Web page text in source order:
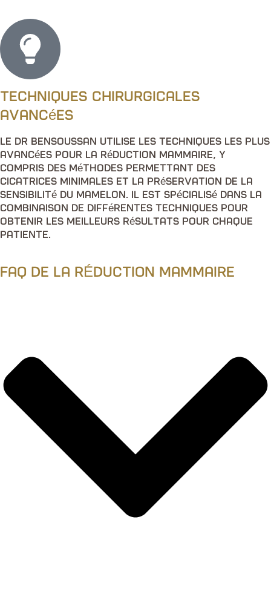
Techniques chirurgicales
avancées
Le Dr Bensoussan utilise les techniques les plus
avancées pour la réduction mammaire, y
compris des méthodes permettant des
cicatrices minimales et la préservation de la
sensibilité du mamelon. Il est spécialisé dans la
combinaison de différentes techniques pour
obtenir les meilleurs résultats pour chaque
patiente.
FAQ DE LA RÉDUCTION MAMMAIRE